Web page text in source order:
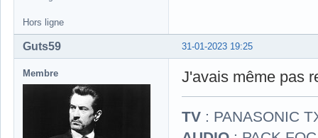
Hors ligne
31-01-2023 19:25
Guts59
Membre J'avais même pas
TV : PANASONIC